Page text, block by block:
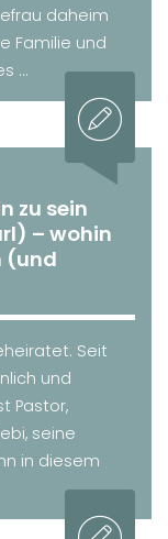
daheim
Familie und
...
zu sein
– wohin
(und
Seit
und
Pastor,
seine
in diesem